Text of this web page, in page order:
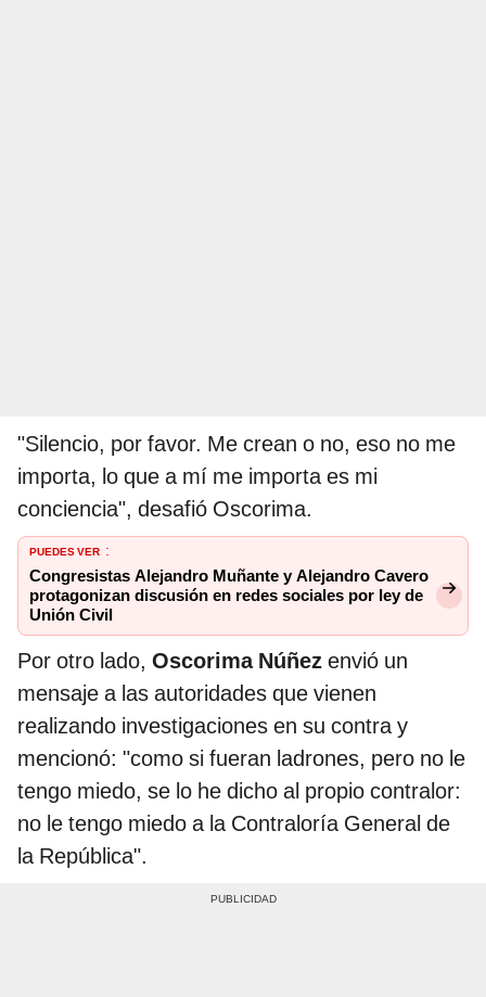
"Silencio, por favor. Me crean o no, eso no me
importa, lo que a mí me importa es mi
conciencia", desafió Oscorima.
PUEDES VER :
Congresistas Alejandro Muñante y Alejandro Cavero
protagonizan discusión en redes sociales por ley de
Unión Civil
Por otro lado, Oscorima Núñez envió un
mensaje a las autoridades que vienen
realizando investigaciones en su contra y
mencionó: "como si fueran ladrones, pero no le
tengo miedo, se lo he dicho al propio contralor:
no le tengo miedo a la Contraloría General de
la República".